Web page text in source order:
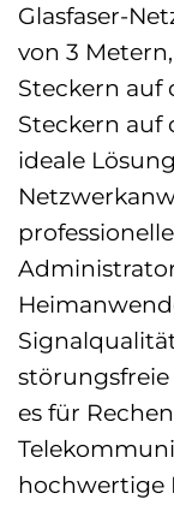
Glasfaser-
von 3
Steckern auf
Steckern auf
ideale
es für
hochwertige